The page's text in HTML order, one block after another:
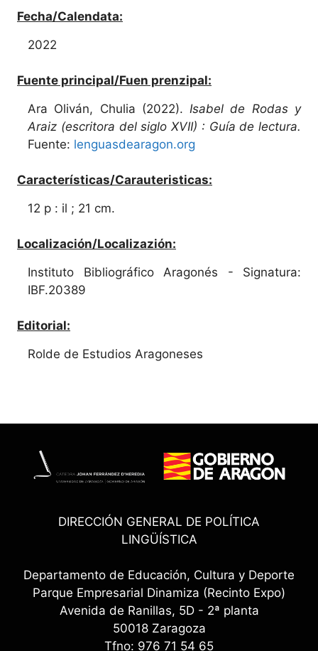
Fecha/Calendata:
2022
Fuente principal/Fuen prenzipal:
Ara Oliván, Chulia (2022). Isabel de Rodas y
Araiz (escritora del siglo XVII) : Guía de lectura.
Fuente: lenguasdearagon.org
Características/Carauteristicas:
12 p : il ; 21 cm.
Localización/Localizazión:
Instituto Bibliográfico Aragonés - Signatura:
IBF.20389
Editorial:
Rolde de Estudios Aragoneses
DIRECCIÓN GENERAL DE POLÍTICA
LINGÜÍSTICA
Departamento de Educación, Cultura y Deporte
Parque Empresarial Dinamiza (Recinto Expo)
Avenida de Ranillas, 5D - 2ª planta
50018 Zaragoza
Tfno: 976 71 54 65